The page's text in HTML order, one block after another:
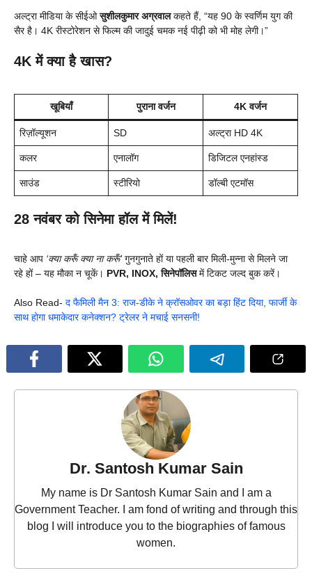
अल्ट्रा मीडिया के सीईओसुशीलकुमार अग्रवालकहते हैं, “यह 90 के स्वर्णिम युग की
सैर है। 4K रीस्टोरेशन से फिल्म की जादुई चमक नई पीढ़ी को भी मोह लेगी।”
4K में क्या है खास?
खूबियाँ पुराना वर्जन 4K वर्जन
रिज़ॉल्यूशन SD अल्ट्रा HD 4K
कलर एनालॉग डिजिटल एनहांस्ड
साउंड स्टीरियो डॉल्बी एटमॉस
28 नवंबर को सिनेमा हॉल में मिलें!
चाहे आप ‘क्या करूँ क्या ना करूँ’गुनगुनाते हों या पहली बार मिली-मुन्ना से मिलने जा
रहे हों – यह मौका न चूकें। PVR, INOX, सिनेपॉलिसमें टिकट जल्द बुक करें।
Also Read- द फैमिली मैन 3: राज-डीके ने क्रॉसओवर का बड़ा हिंट दिया, फार्जी के
साथ होगा धमाकेदार कनेक्शन? ट्रेलर ने मचाई सनसनी!
Dr. Santosh Kumar Sain
My name is Dr Santosh Kumar Sain and I am a
Government Teacher. I am fond of writing and through this
blog I will introduce you to the biographies of famous
women.